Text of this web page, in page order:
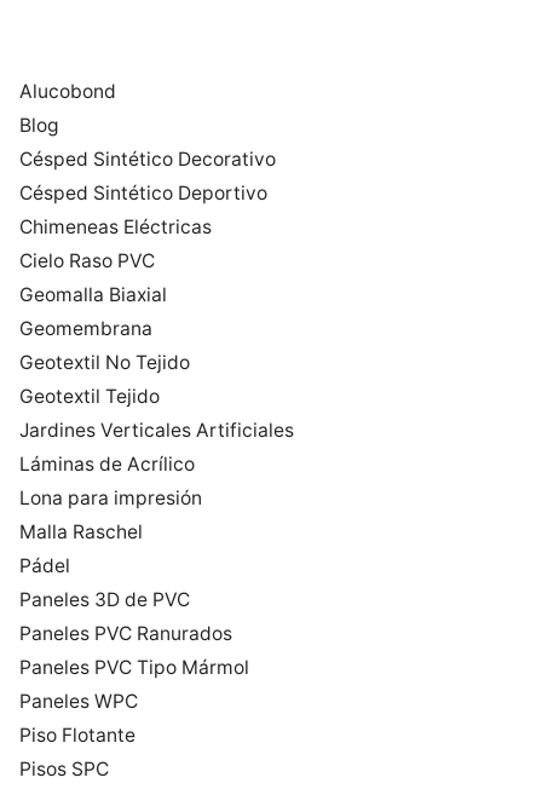
Alucobond
Blog
Césped Sintético Decorativo
Césped Sintético Deportivo
Chimeneas Eléctricas
Cielo Raso PVC
Geomalla Biaxial
Geomembrana
Geotextil No Tejido
Geotextil Tejido
Jardines Verticales Artificiales
Láminas de Acrílico
Lona para impresión
Malla Raschel
Pádel
Paneles 3D de PVC
Paneles PVC Ranurados
Paneles PVC Tipo Mármol
Paneles WPC
Piso Flotante
Pisos SPC